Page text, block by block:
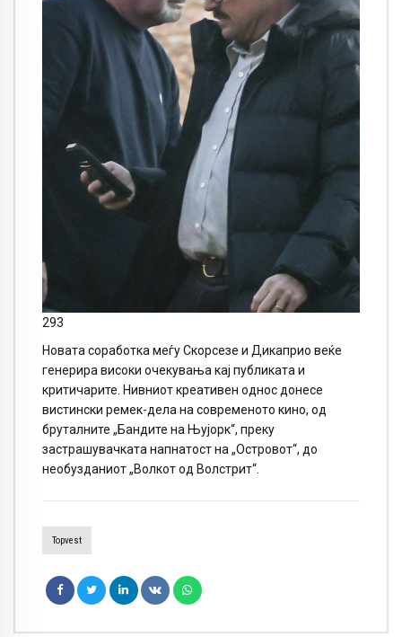
293
Новата соработка меѓу Скорсезе и Дикаприо веќе
генерира високи очекувања кај публиката и
критичарите. Нивниот креативен однос донесе
вистински ремек-дела на современото кино, од
бруталните „Бандите на Њујорк“, преку
застрашувачката напнатост на „Островот“, до
необузданиот „Волкот од Волстрит“.
Topvest